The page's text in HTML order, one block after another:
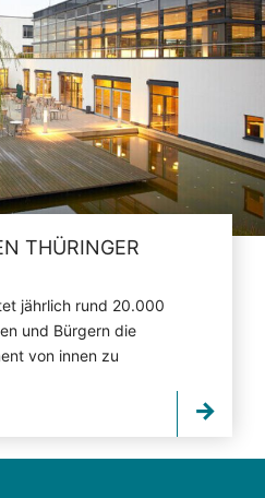
THÜRINGER
jährlich rund 20.000
und Bürgern die
von innen zu